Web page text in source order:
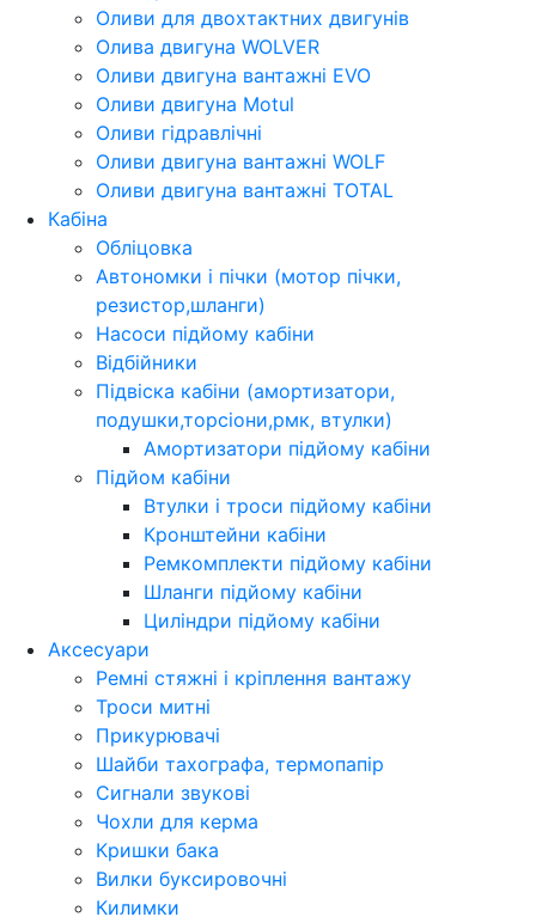
Оливи для двохтактних двигунів
Олива двигуна WOLVER
Оливи двигуна вантажні EVO
Оливи двигуна Motul
Оливи гідравлічні
Оливи двигуна вантажні WOLF
Оливи двигуна вантажні TOTAL
Кабіна
Обліцовка
Автономки і пічки (мотор пічки,
резистор,шланги)
Насоси підйому кабіни
Відбійники
Підвіска кабіни (амортизатори,
подушки,торсіони,рмк, втулки)
Амортизатори підйому кабіни
Підйом кабіни
Втулки і троси підйому кабіни
Кронштейни кабіни
Ремкомплекти підйому кабіни
Шланги підйому кабіни
Циліндри підйому кабіни
Аксесуари
Ремні стяжні і кріплення вантажу
Троси митні
Прикурювачі
Шайби тахографа, термопапір
Сигнали звукові
Чохли для керма
Кришки бака
Вилки буксировочні
Килимки